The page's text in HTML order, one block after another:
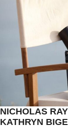
NICHOLAS
KATHRYN